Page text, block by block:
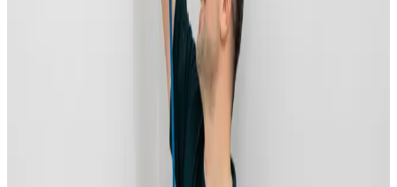
Fugtighedsmåling i alle berørte rum